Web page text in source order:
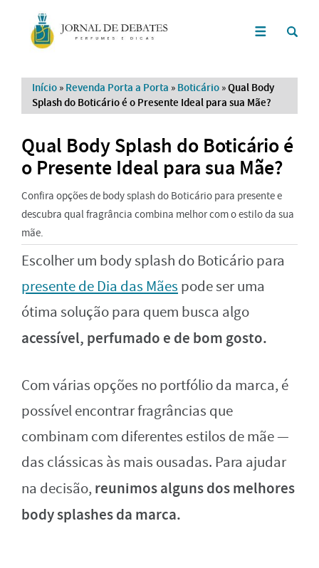
Início » Revenda Porta a Porta » Boticário »Qual Body
Splash do Boticário é o Presente Ideal para sua Mãe?
Qual Body Splash do Boticário é
o Presente Ideal para sua Mãe?
Confira opções de body splash do Boticário para presente e
descubra qual fragrância combina melhor com o estilo da sua
mãe.
Escolher um body splash do Boticário para
presente de Dia das Mães pode ser uma
ótima solução para quem busca algo
acessível, perfumado e de bom gosto.
Com várias opções no portfólio da marca, é
possível encontrar fragrâncias que
combinam com diferentes estilos de mãe —
das clássicas às mais ousadas. Para ajudar
na decisão, reunimos alguns dos melhores
body splashes da marca.